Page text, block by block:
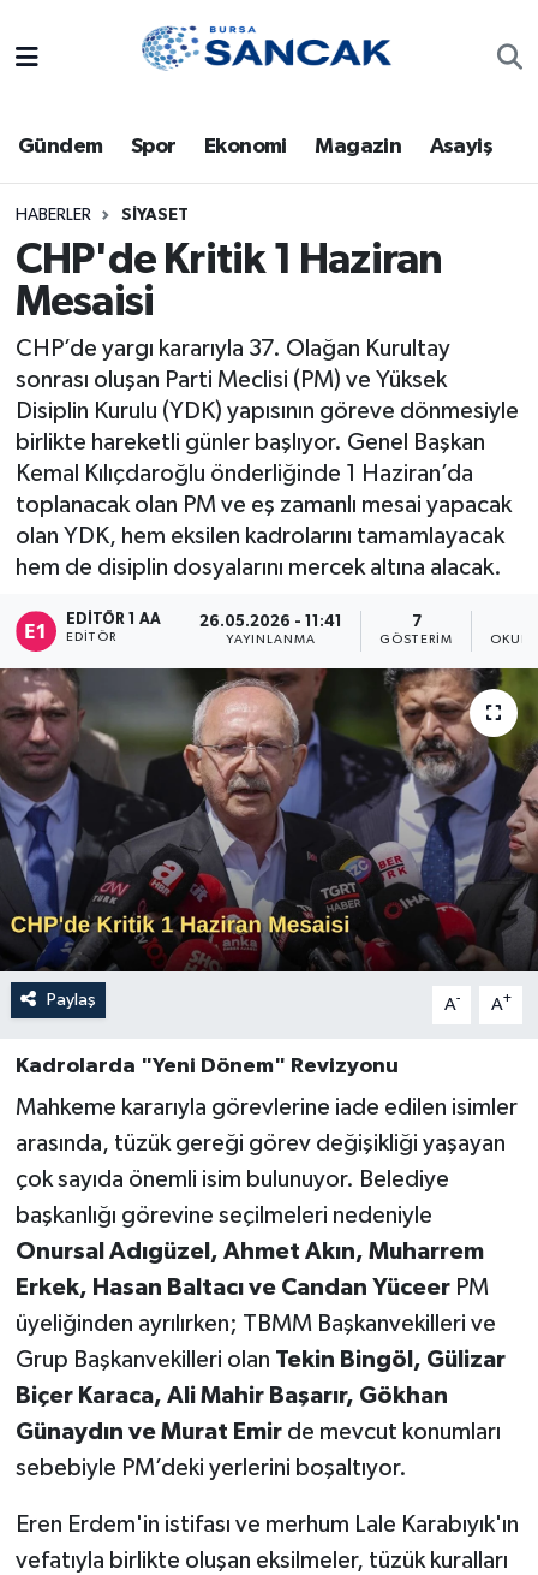
Gündem Spor Ekonomi Magazin Asayiş
HABERLER SIYASET
CHP'de Kritik 1 Haziran
Mesaisi
CHP’de yargı kararıyla 37. Olağan Kurultay
sonrası oluşan Parti Meclisi (PM) ve Yüksek
Disiplin Kurulu (YDK) yapısının göreve dönmesiyle
birlikte hareketli günler başlıyor. Genel Başkan
Kemal Kılıçdaroğlu önderliğinde 1 Haziran’da
toplanacak olan PM ve eş zamanlı mesai yapacak
olan YDK, hem eksilen kadrolarını tamamlayacak
hem de disiplin dosyalarını mercek altına alacak.
EDITÖR 1 AA
EDITÖR
26.05.2026 - 11:41
YAYINLANMA
7
GÖSTERIM
Paylaş A- A+
Kadrolarda "Yeni Dönem" Revizyonu
Mahkeme kararıyla görevlerine iade edilen isimler
arasında, tüzük gereği görev değişikliği yaşayan
çok sayıda önemli isim bulunuyor. Belediye
başkanlığı görevine seçilmeleri nedeniyle
Onursal Adıgüzel, Ahmet Akın, Muharrem
Erkek, Hasan Baltacı ve Candan YüceerPM
üyeliğinden ayrılırken; TBMM Başkanvekilleri ve
Grup Başkanvekilleri olan Tekin Bingöl, Gülizar
Biçer Karaca, Ali Mahir Başarır, Gökhan
Günaydın ve Murat Emirde mevcut konumları
sebebiyle PM’deki yerlerini boşaltıyor.
Eren Erdem'in istifası ve merhum Lale Karabıyık'ın
vefatıyla birlikte oluşan eksilmeler, tüzük kuralları
Bursa
Dünya
Eğitim
Ekonomi
Genel
Sağlık
Siyaset
Spor
Türkiye
Trafik Durumu
Süper Lig Puan Durumu ve Fikstür
Tüm Manşetler
Son Dakika Haberleri
Haber Arşivi